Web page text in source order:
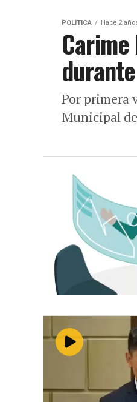
POLITICA Hace 2
Por primera
Municipal